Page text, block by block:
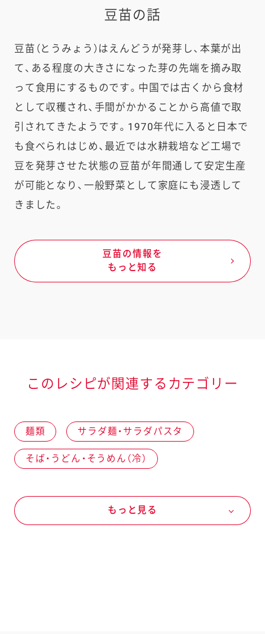
豆苗の話
豆苗（とうみょう）はえんどうが発芽し、本葉が出
て、ある程度の大きさになった芽の先端を摘み取
って食用にするものです。中国では古くから食材
として収穫され、手間がかかることから高値で取
引されてきたようです。1970年代に入ると日本で
も食べられはじめ、最近では水耕栽培など工場で
豆を発芽させた状態の豆苗が年間通して安定生産
が可能となり、一般野菜として家庭にも浸透して
きました。
豆苗の情報を
もっと知る
このレシピが関連するカテゴリー
麺類 サラダ麺・サラダパスタ
そば・うどん・そうめん（冷）
野菜 オールシーズン
もっと見る